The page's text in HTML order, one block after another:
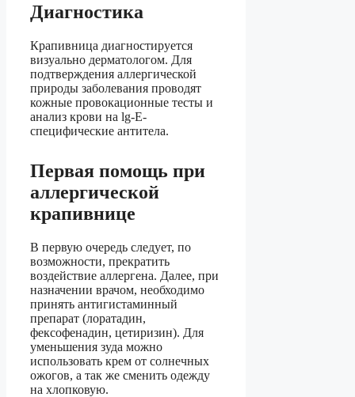
Диагностика
Крапивница диагностируется
визуально дерматологом. Для
подтверждения аллергической
природы заболевания проводят
кожные провокационные тесты и
анализ крови на lg-E-
специфические антитела.
Первая помощь при
аллергической
крапивнице
В первую очередь следует, по
возможности, прекратить
воздействие аллергена. Далее, при
назначении врачом, необходимо
принять антигистаминный
препарат (лоратадин,
фексофенадин, цетиризин). Для
уменьшения зуда можно
использовать крем от солнечных
ожогов, а так же сменить одежду
на хлопковую.